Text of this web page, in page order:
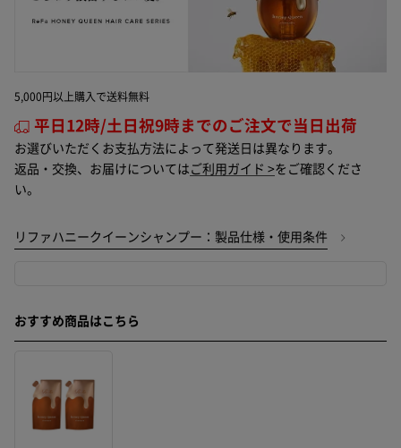
5,000円以上購入で送料無料
平日12時/土日祝9時までのご注文で当日出荷
お選びいただくお支払方法によって発送日は異なります。
返品・交換、お届けについては ご利用ガイド >をご確認くださ
い。
リファハニークイーンシャンプー：製品仕様・使用条件
おすすめ商品はこちら